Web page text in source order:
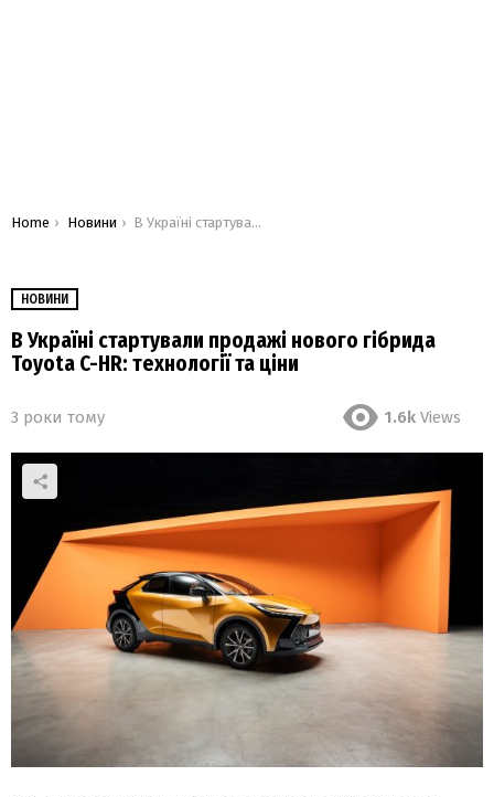
You are here:
Home Новини В Україні стартували продажі нового гібрида Toyota C-HR: технології та ціни
НОВИНИ
В Україні стартували продажі нового гібрида
Toyota C-HR: технології та ціни
3 роки тому 1.6k Views